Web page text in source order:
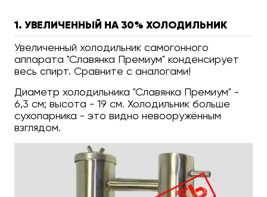
1. УВЕЛИЧЕННЫЙ НА 30% ХОЛОДИЛЬНИК
Увеличенный холодильник самогонного
аппарата "Славянка Премиум" конденсирует
весь спирт. Сравните с аналогами!
Диаметр холодильника "Славянка Премиум" -
6,3 см; высота - 19 см. Холодильник больше
сухопарника - это видно невооружённым
взглядом.